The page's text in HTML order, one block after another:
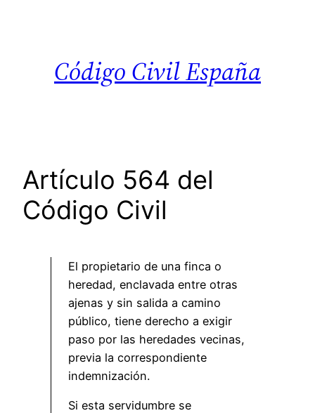
Código Civil España
Artículo 564 del
Código Civil
El propietario de una finca o
heredad, enclavada entre otras
ajenas y sin salida a camino
público, tiene derecho a exigir
paso por las heredades vecinas,
previa la correspondiente
indemnización.
Si esta servidumbre se